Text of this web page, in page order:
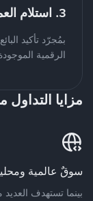
3. استلام العملات الرقمية
بمُجرّد تأكيد
الرقمية
مزايا
سوقٌ عالمية